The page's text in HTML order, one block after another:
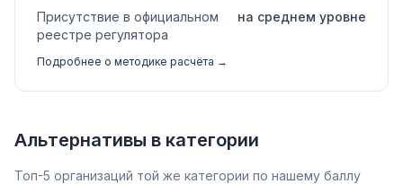
Присутствие в официальном
реестре регулятора
на среднем уровне
Подробнее о методике расчёта →
Альтернативы в категории
Топ-5 организаций той же категории по нашему баллу